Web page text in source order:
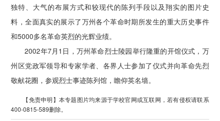
独特、大气的布展方式和较现代的陈列手段以及翔实的图片史
料，全面真实的展示了万州各个革命时期所发生的重大历史事件
和5000多名革命英烈的光辉业绩。
2002年7月1日，万州革命烈士陵园举行隆重的开馆仪式，万
州区党政军领导和专家学者、各界人士参加了仪式并向革命先烈
敬献花圈，参观烈士事迹陈列馆，瞻仰英名墙。
【免责申明】本专题图片均来源于学校官网或互联网，若有侵权请联系
400-0815-589删除。